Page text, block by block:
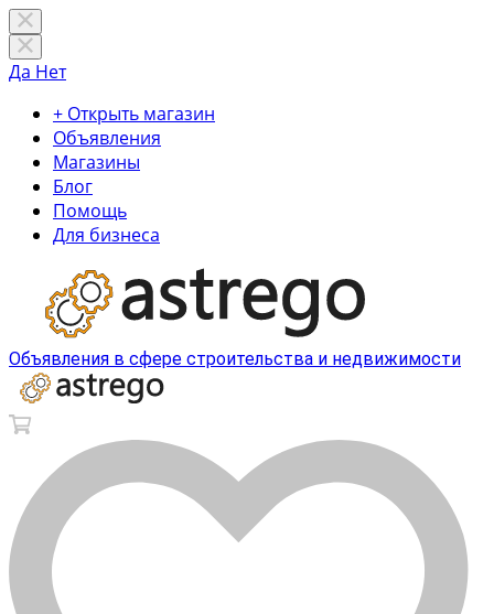
Да Нет
+ Открыть магазин
Объявления
Магазины
Блог
Помощь
Для бизнеса
Объявления в сфере строительства и недвижимости